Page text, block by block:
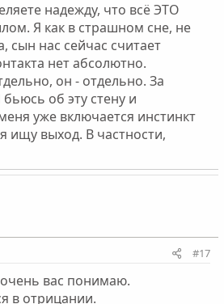
надежду, что всё ЭТО
Я как в страшном сне, не
сын нас сейчас считает
нет абсолютно.
он - отдельно. За
об эту стену и
уже включается инстинкт
ищу выход. В частности,
#17
вас понимаю.
в отрицании.